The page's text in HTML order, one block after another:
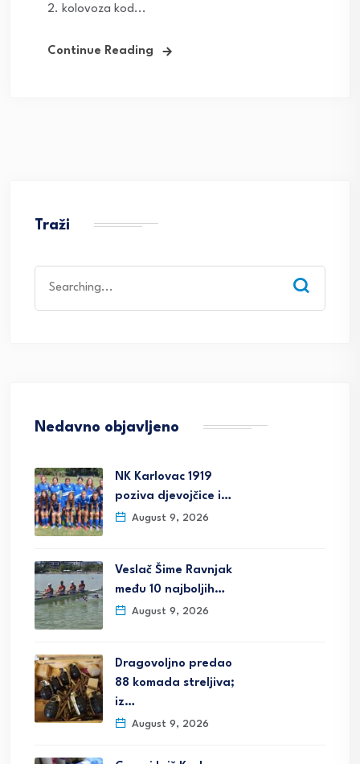
2. kolovoza kod...
Continue Reading
Traži
for:
Nedavno objavljeno
NK Karlovac 1919
poziva djevojčice i…
August 9, 2026
Veslač Šime Ravnjak
među 10 najboljih…
August 9, 2026
Dragovoljno predao
88 komada streljiva;
iz…
August 9, 2026